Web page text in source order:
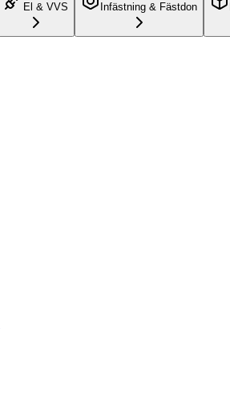
El & VVS Infästning & Fästdon